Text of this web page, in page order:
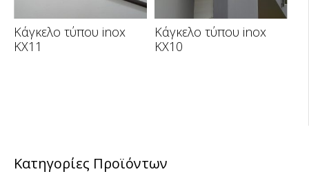
Κάγκελο τύπου inox
KX11
Κάγκελο τύπου inox
KX10
Κατηγορίες Προϊόντων